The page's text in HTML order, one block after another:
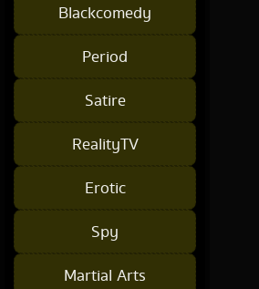
Blackcomedy
Period
Satire
RealityTV
Erotic
Spy
Martial Arts